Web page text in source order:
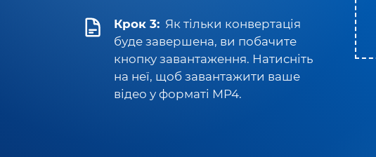
Крок 3: Як тільки конвертація
буде завершена, ви побачите
кнопку завантаження. Натисніть
на неї, щоб завантажити ваше
відео у форматі MP4.